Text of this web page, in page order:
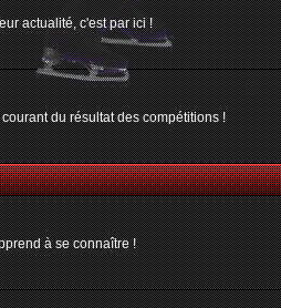
actualité, c'est par ici !
du résultat des compétitions !
à se connaître !